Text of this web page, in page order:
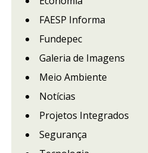
FAESP Informa
Fundepec
Galeria de Imagens
Meio Ambiente
Notícias
Projetos Integrados
Segurança